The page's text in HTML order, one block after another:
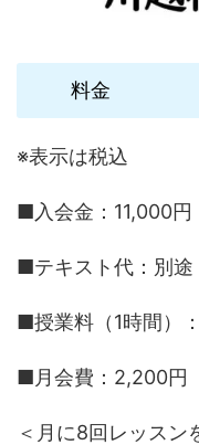
料金
※表示は税込
■入会金：11,000円
■テキスト代：別途
■授業料（1時間）
■月会費：2,200円
＜月に8回レッスン